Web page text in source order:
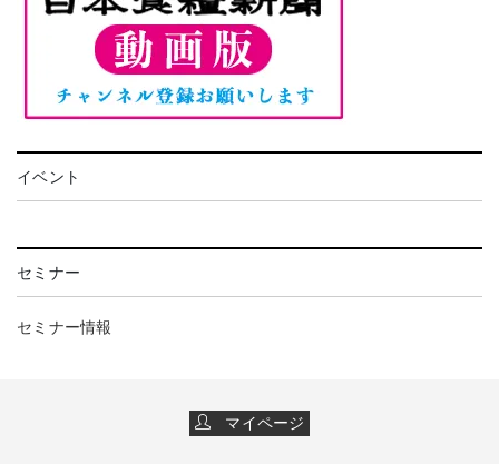
イベント
セミナー
セミナー情報
マイページ